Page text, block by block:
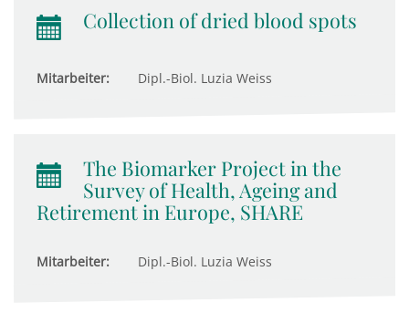
Collection of dried blood spots
Mitarbeiter: Dipl.-Biol. Luzia Weiss
The Biomarker Project in the
Survey of Health, Ageing and
Retirement in Europe, SHARE
Mitarbeiter: Dipl.-Biol. Luzia Weiss